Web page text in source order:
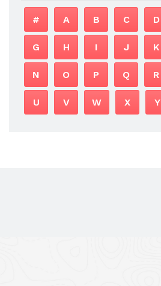
# A B C D
G H I J K
N O P Q R
U V W X Y